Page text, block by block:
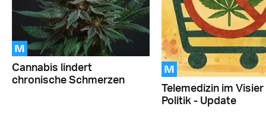
M
Cannabis lindert
chronische Schmerzen
M
Telemedizin im Visier
Politik - Update